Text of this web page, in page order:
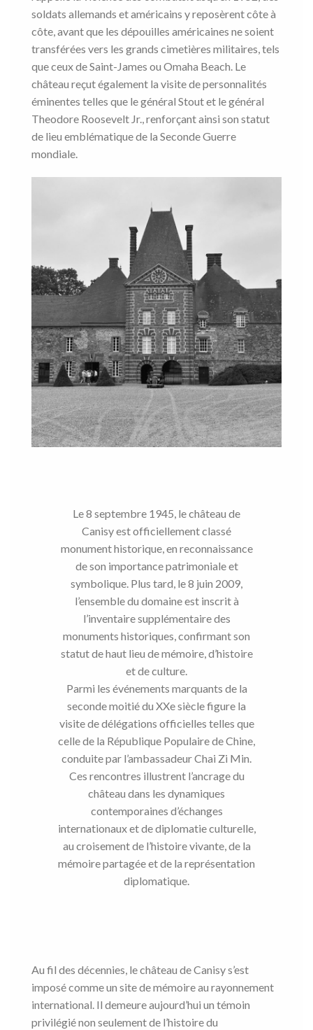
soldats allemands et américains y reposèrent côte à
côte, avant que les dépouilles américaines ne soient
transférées vers les grands cimetières militaires, tels
que ceux de Saint-James ou Omaha Beach. Le
château reçut également la visite de personnalités
éminentes telles que le général Stout et le général
Theodore Roosevelt Jr., renforçant ainsi son statut
de lieu emblématique de la Seconde Guerre
mondiale.
Le 8 septembre 1945, le château de
Canisy est officiellement classé
monument historique, en reconnaissance
de son importance patrimoniale et
symbolique. Plus tard, le 8 juin 2009,
l’ensemble du domaine est inscrit à
l’inventaire supplémentaire des
monuments historiques, confirmant son
statut de haut lieu de mémoire, d’histoire
et de culture.
Parmi les événements marquants de la
seconde moitié du XXe siècle figure la
visite de délégations officielles telles que
celle de la République Populaire de Chine,
conduite par l’ambassadeur Chai Zi Min.
Ces rencontres illustrent l’ancrage du
château dans les dynamiques
contemporaines d’échanges
internationaux et de diplomatie culturelle,
au croisement de l’histoire vivante, de la
mémoire partagée et de la représentation
diplomatique.
Au fil des décennies, le château de Canisy s’est
imposé comme un site de mémoire au rayonnement
international. Il demeure aujourd’hui un témoin
privilégié non seulement de l’histoire du